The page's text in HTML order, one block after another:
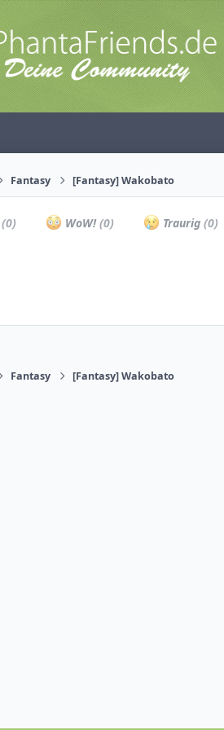
Fantasy [Fantasy] Wakobato
(0) WoW!(0) Traurig(0)
Fantasy [Fantasy] Wakobato